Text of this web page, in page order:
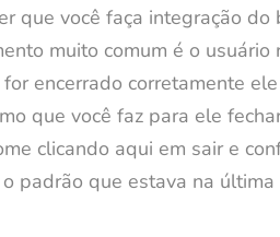
que você faça integração
muito comum é o
encerrado corretamente
que você faz para ele
clicando aqui em sair e
padrão que estava na